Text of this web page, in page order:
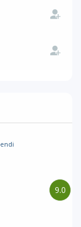
9.0